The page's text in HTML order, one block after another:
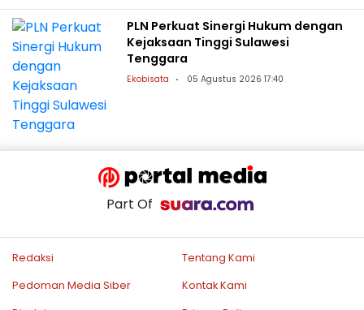
PLN Perkuat Sinergi Hukum dengan
Kejaksaan Tinggi Sulawesi
Tenggara
Ekobisata 05 Agustus 2026 17:40
Part Of
Redaksi
Tentang Kami
Pedoman Media Siber
Kontak Kami